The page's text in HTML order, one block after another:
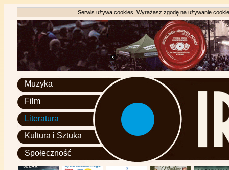
Serwis używa cookies. Wyrażasz zgodę na używanie
Muzyka
Film
Literatura
Kultura i Sztuka
Społeczność